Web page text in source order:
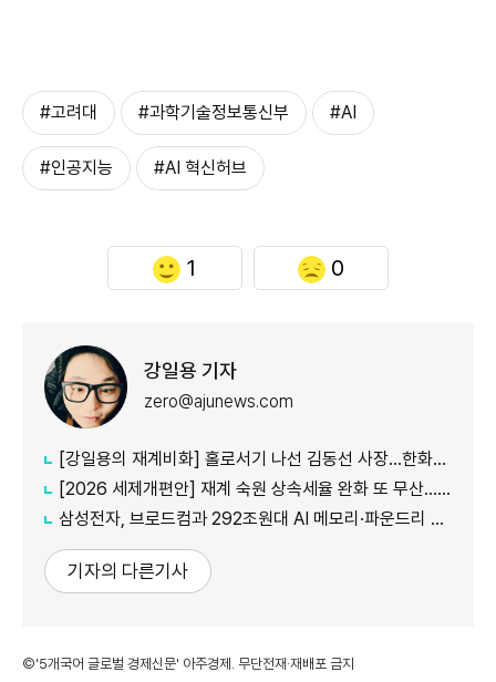
#고려대 #과학기술정보통신부 #AI
#인공지능 #AI 혁신허브
1 0
강일용 기자
zero@ajunews.com
[강일용의 재계비화] 홀로서기 나선 김동선 사장...한화M&S 향후 과제는?
[2026 세제개편안] 재계 숙원 상속세율 완화 또 무산...국내생산·석화 세제지원 실효성 의문
삼성전자, 브로드컴과 292조원대 AI 메모리·파운드리 협력...차세대 HBM 경쟁력 입증
기자의 다른기사
©'5개국어 글로벌 경제신문' 아주경제. 무단전재·재배포 금지